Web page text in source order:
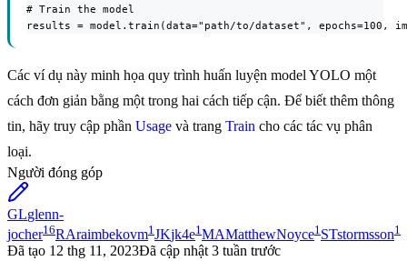
# Train the model
results = model.train(data="path/to/dataset", epochs=100,
Các ví dụ này minh họa quy trình huấn luyện model YOLO một
cách đơn giản bằng một trong hai cách tiếp cận. Để biết thêm thông
tin, hãy truy cập phần Usage và trang Train cho các tác vụ phân
loại.
Người đóng góp
GLglenn-
jocher16RAraimbekovm1 JKjk4e1 MAMatthewNoyce1 STstormsson1
Đã tạo 12 thg 11, 2023Đã cập nhật 3 tuần trước